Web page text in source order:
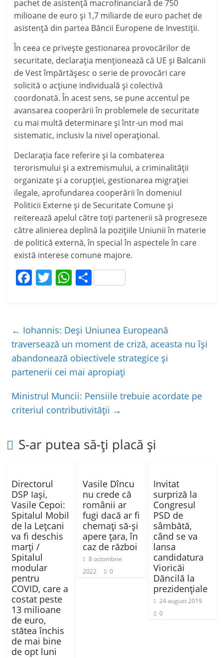
pachet de asistenţă macrofinanciară de 750
milioane de euro şi 1,7 miliarde de euro pachet de
asistenţă din partea Băncii Europene de Investiţii.
În ceea ce priveşte gestionarea provocărilor de
securitate, declaraţia menţionează că UE şi Balcanii
de Vest împărtăşesc o serie de provocări care
solicită o acţiune individuală şi colectivă
coordonată. În acest sens, se pune accentul pe
avansarea cooperării în problemele de securitate
cu mai multă determinare şi într-un mod mai
sistematic, inclusiv la nivel operaţional.
Declaraţia face referire şi la combaterea
terorismului şi a extremismului, a criminalităţii
organizate şi a corupţiei, gestionarea migraţiei
ilegale, aprofundarea cooperării în domeniul
Politicii Externe şi de Securitate Comune şi
reiterează apelul către toţi partenerii să progreseze
către alinierea deplină la poziţiile Uniunii în materie
de politică externă, în special în aspectele în care
există interese comune majore.
F
e
b
o
o
k
T
er
W
s
A
p
p
P
je
a
z
ă
← Iohannis: Deşi Uniunea Europeană
traversează un moment de criză, aceasta nu îşi
abandonează obiectivele strategice şi
partenerii cei mai apropiaţi
Ministrul Muncii: Pensiile trebuie acordate pe
criteriul contributivităţii →
S-ar putea să-ți placă și
Directorul
DSP Iaşi,
Vasile Cepoi:
Spitalul Mobil
de la Leţcani
va fi deschis
marţi /
Spitalul
modular
pentru
COVID, care a
costat peste
13 milioane
de euro,
stătea închis
de mai bine
de opt luni
Vasile Dîncu
nu crede că
românii ar
fugi dacă ar fi
chemați să-și
apere țara, în
caz de război
8 octombrie
2022
0
Invitat
surpriză la
Congresul
PSD de
sâmbătă,
când se va
lansa
candidatura
Vioricăi
Dăncilă la
prezidențiale
24 august 2019
0